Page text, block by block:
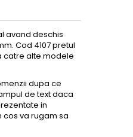
avand deschis
Cod 4107 pretul
catre alte modele
dupa ce
de text daca
in
cos va rugam sa